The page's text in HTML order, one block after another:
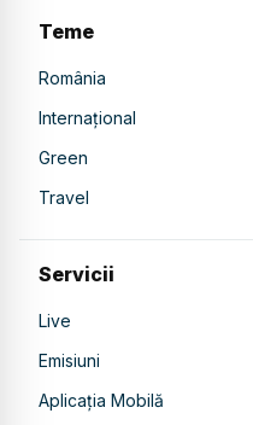
Teme
România
Internațional
Green
Travel
Servicii
Live
Emisiuni
Aplicația Mobilă